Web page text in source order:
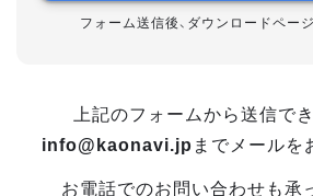
フォーム送信後、ダウンロードペー
上記のフォームから送信で
info@kaonavi.jp までメールを
お電話でのお問い合わせも承